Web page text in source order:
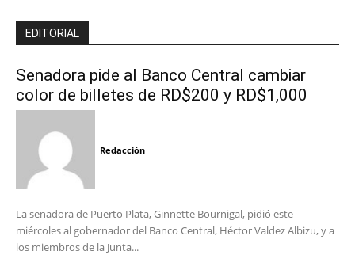
EDITORIAL
Senadora pide al Banco Central cambiar
color de billetes de RD$200 y RD$1,000
Redacción
La senadora de Puerto Plata, Ginnette Bournigal, pidió este
miércoles al gobernador del Banco Central, Héctor Valdez Albizu, y a
los miembros de la Junta...